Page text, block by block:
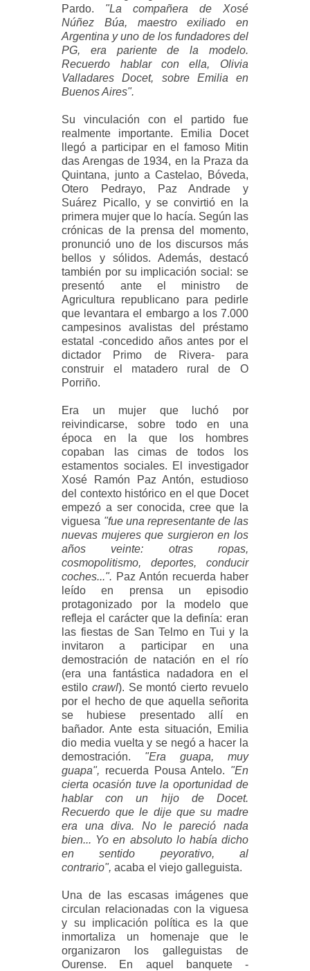
Pardo.
"La compañera de Xosé
Núñez Búa, maestro exiliado en
Argentina y uno de los fundadores del
PG, era pariente de la modelo.
Recuerdo hablar con ella, Olivia
Valladares Docet, sobre Emilia en
Buenos Aires".
Su vinculación con el partido fue
realmente importante. Emilia Docet
llegó a participar en el famoso Mitin
das Arengas de 1934, en la Praza da
Quintana, junto a Castelao, Bóveda,
Otero Pedrayo, Paz Andrade y
Suárez Picallo, y se convirtió en la
primera mujer que lo hacía. Según las
crónicas de la prensa del momento,
pronunció uno de los discursos más
bellos y sólidos. Además, destacó
también por su implicación social: se
presentó ante el ministro de
Agricultura republicano para pedirle
que levantara el embargo a los 7.000
campesinos avalistas del préstamo
estatal -concedido años antes por el
dictador Primo de Rivera- para
construir el matadero rural de O
Porriño.
Era un mujer que luchó por
reivindicarse, sobre todo en una
época en la que los hombres
copaban las cimas de todos los
estamentos sociales. El investigador
Xosé Ramón Paz Antón, estudioso
del contexto histórico en el que Docet
empezó a ser conocida, cree que la
viguesa "fue una representante de las
nuevas mujeres que surgieron en los
años veinte: otras ropas,
cosmopolitismo, deportes, conducir
coches...". Paz Antón recuerda haber
leído en prensa un episodio
protagonizado por la modelo que
refleja el carácter que la definía: eran
las fiestas de San Telmo en Tui y la
invitaron a participar en una
demostración de natación en el río
(era una fantástica nadadora en el
estilo crawl). Se montó cierto revuelo
por el hecho de que aquella señorita
se hubiese presentado allí en
bañador. Ante esta situación, Emilia
dio media vuelta y se negó a hacer la
demostración.
"Era guapa, muy
guapa", recuerda Pousa Antelo. "En
cierta ocasión tuve la oportunidad de
hablar con un hijo de Docet.
Recuerdo que le dije que su madre
era una diva. No le pareció nada
bien... Yo en absoluto lo había dicho
en sentido peyorativo, al
contrario", acaba el viejo galleguista.
Una de las escasas imágenes que
circulan relacionadas con la viguesa
y su implicación política es la que
inmortaliza un homenaje que le
organizaron los galleguistas de
Ourense. En aquel banquete -